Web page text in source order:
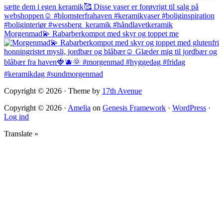
Morgenmad💫 Rabarberkompot med skyr og toppet me
Copyright © 2026 · Theme by 17th Avenue
Copyright © 2026 · Amelia on Genesis Framework · WordPress ·
Log ind
Translate »